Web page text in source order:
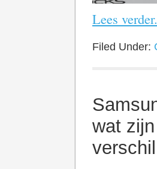
Lees
Filed Under:
wat